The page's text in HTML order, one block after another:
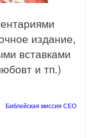
издание,
вставками
и тп.)
Библейская миссия СЕО